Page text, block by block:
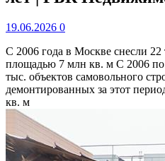
19.06.2026 0
С 2006 года в Москве снесли
площадью 7 млн кв. м С 2006
тыс. объектов самовольного
демонтированных за этот
кв. м